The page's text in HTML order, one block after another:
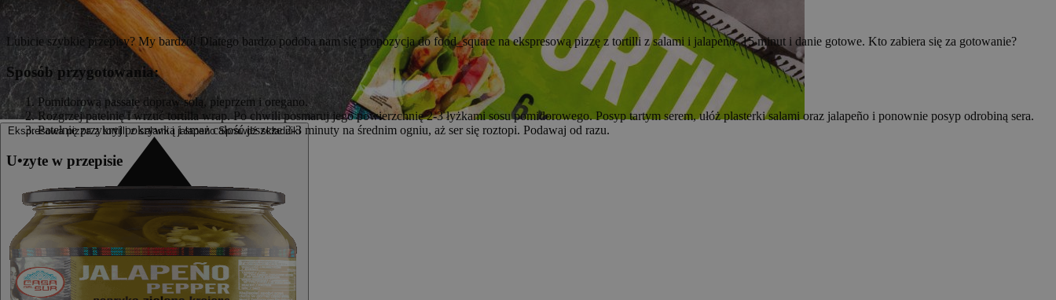
Ekspresowa pizza z tortilli z salami i jalapeno Sprawdź składniki
Lubicie szybkie przepisy? My bardzo! Dlatego bardzo podoba nam się propozycja do food_square na ekspresową pizzę z tortilli z salami i jalapeno. 15 minut i danie gotowe. Kto zabiera się za gotowanie?
Sposób przygotowania:
Pomidorową passatę dopraw solą, pieprzem i oregano.
Rozgrzej patelnię i wrzuć tortilla wrap. Po chwili posmaruj jego powierzchnię 2-3 łyżkami sosu pomidorowego. Posyp tartym serem, ułóż plasterki salami oraz jalapeño i ponownie posyp odrobiną sera.
Patelnię przykryj pokrywką i smaż całość jeszcze 2-3 minuty na średnim ogniu, aż ser się roztopi. Podawaj od razu.
U•zyte w przepisie